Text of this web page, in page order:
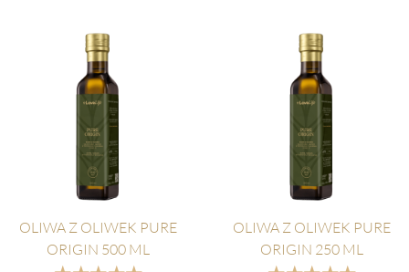
OLIWA Z OLIWEK PURE
ORIGIN 500 ML
OLIWA Z OLIWEK PURE
ORIGIN 250 ML